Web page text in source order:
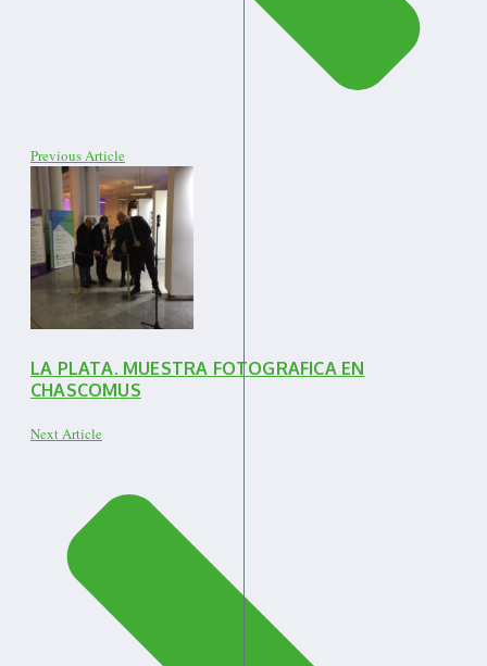
Previous Article
LA PLATA. MUESTRA FOTOGRAFICA EN
CHASCOMUS
Next Article